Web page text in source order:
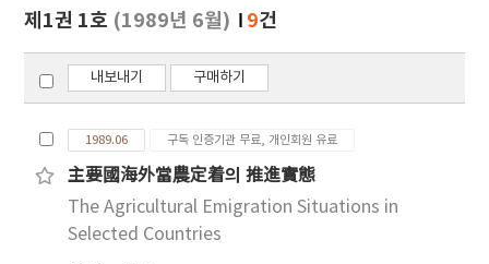
보
기
제1권 1호 (1989년 6월) 9건
내보내기 구매하기
1989.06 구독 인증기관 무료, 개인회원 유료
主要國海外當農定着의 推進實態
The Agricultural Emigration Situations in
Selected Countries